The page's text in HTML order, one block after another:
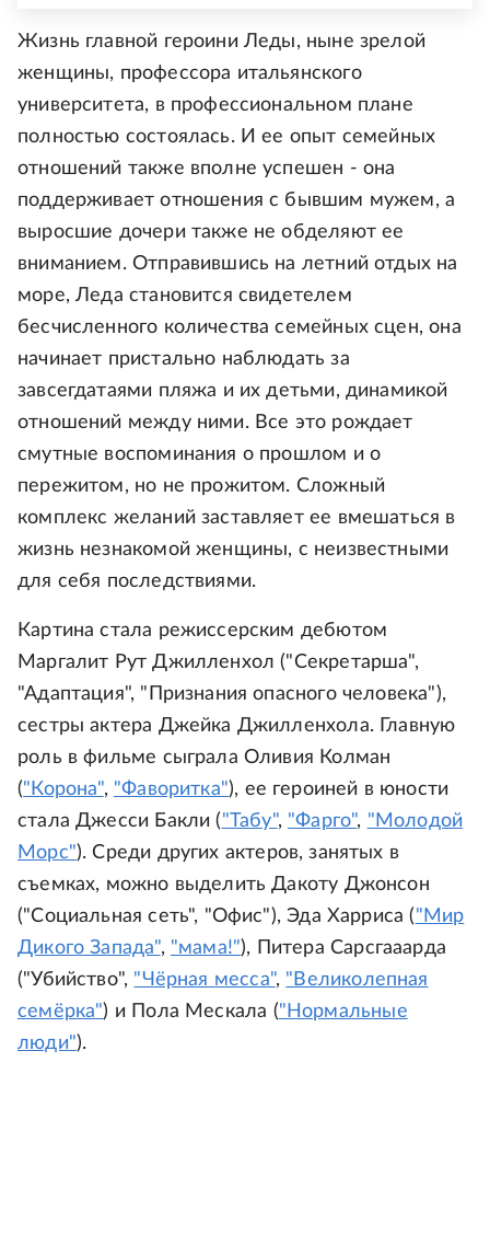
Жизнь главной героини Леды, ныне зрелой
женщины, профессора итальянского
университета, в профессиональном плане
полностью состоялась. И ее опыт семейных
отношений также вполне успешен - она
поддерживает отношения с бывшим мужем, а
выросшие дочери также не обделяют ее
вниманием. Отправившись на летний отдых на
море, Леда становится свидетелем
бесчисленного количества семейных сцен, она
начинает пристально наблюдать за
завсегдатаями пляжа и их детьми, динамикой
отношений между ними. Все это рождает
смутные воспоминания о прошлом и о
пережитом, но не прожитом. Сложный
комплекс желаний заставляет ее вмешаться в
жизнь незнакомой женщины, с неизвестными
для себя последствиями.
Картина стала режиссерским дебютом
Маргалит Рут Джилленхол ("Секретарша",
"Адаптация", "Признания опасного человека"),
сестры актера Джейка Джилленхола. Главную
роль в фильме сыграла Оливия Колман
("Корона", "Фаворитка"), ее героиней в юности
стала Джесси Бакли ("Табу", "Фарго", "Молодой
Морс"). Среди других актеров, занятых в
съемках, можно выделить Дакоту Джонсон
("Социальная сеть", "Офис"), Эда Харриса ("Мир
Дикого Запада", "мама!"), Питера Сарсгааарда
("Убийство", "Чёрная месса", "Великолепная
семёрка") и Пола Мескала ("Нормальные
люди").